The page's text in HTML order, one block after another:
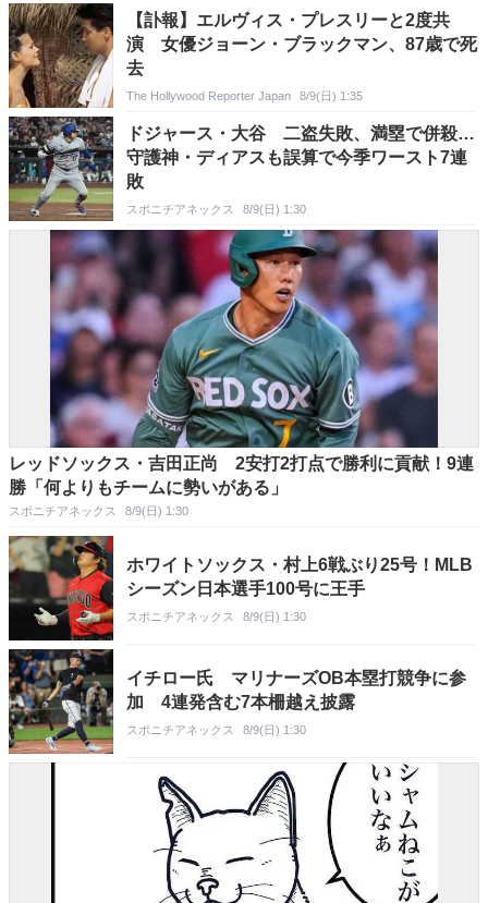
【訃報】エルヴィス・プレスリーと2度共
演 女優ジョーン・ブラックマン、87歳で死
去
The Hollywood Reporter Japan 8/9(日) 1:35
ドジャース・大谷 二盗失敗、満塁で併殺…
守護神・ディアスも誤算で今季ワースト7連
敗
スポニチアネックス 8/9(日) 1:30
レッドソックス・吉田正尚 2安打2打点で勝利に貢献！9連
勝「何よりもチームに勢いがある」
スポニチアネックス 8/9(日) 1:30
ホワイトソックス・村上6戦ぶり25号！MLB
シーズン日本選手100号に王手
スポニチアネックス 8/9(日) 1:30
イチロー氏 マリナーズOB本塁打競争に参
加 4連発含む7本柵越え披露
スポニチアネックス 8/9(日) 1:30